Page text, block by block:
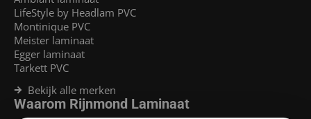
LifeStyle by Headlam PVC
Montinique PVC
Meister laminaat
Egger laminaat
Tarkett PVC
Bekijk alle merken
Waarom Rijnmond Laminaat